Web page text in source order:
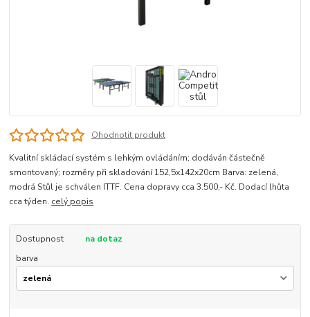
Ohodnotit produkt
Kvalitní skládací systém s lehkým ovládáním; dodáván částečně
smontovaný; rozměry při skladování 152,5x142x20cm Barva: zelená,
modrá Stůl je schválen ITTF. Cena dopravy cca 3.500,- Kč. Dodací lhůta
cca týden. celý popis
Dostupnost
na dotaz
barva